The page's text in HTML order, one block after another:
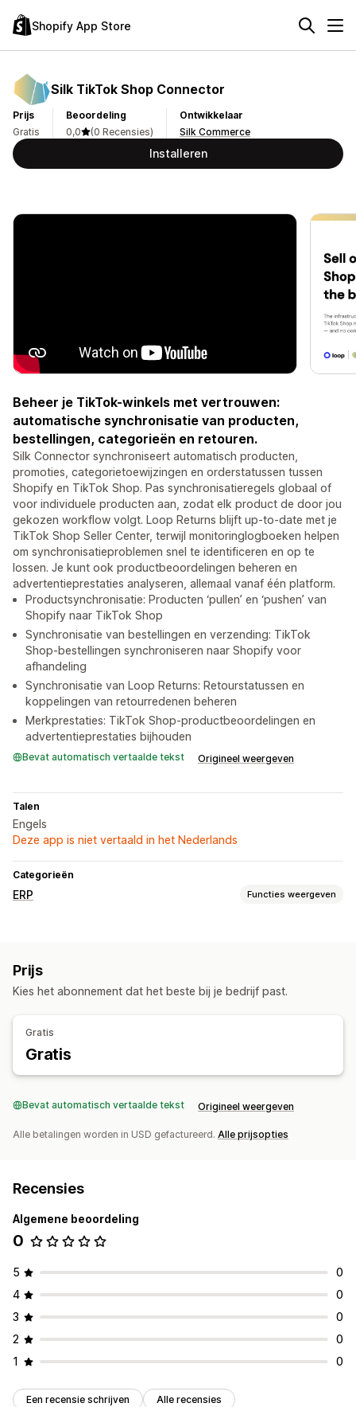
Shopify App Store
Silk TikTok Shop Connector
Prijs
Gratis
Beoordeling
0,0
(0 Recensies)
Ontwikkelaar
Silk Commerce
Installeren
Beheer je TikTok-winkels met vertrouwen:
automatische synchronisatie van producten,
bestellingen, categorieën en retouren.
Silk Connector synchroniseert automatisch producten,
promoties, categorietoewijzingen en orderstatussen tussen
Shopify en TikTok Shop. Pas synchronisatieregels globaal of
voor individuele producten aan, zodat elk product de door jou
gekozen workflow volgt. Loop Returns blijft up-to-date met je
TikTok Shop Seller Center, terwijl monitoringlogboeken helpen
om synchronisatieproblemen snel te identificeren en op te
lossen. Je kunt ook productbeoordelingen beheren en
advertentieprestaties analyseren, allemaal vanaf één platform.
Productsynchronisatie: Producten ‘pullen’ en ‘pushen’ van
Shopify naar TikTok Shop
Synchronisatie van bestellingen en verzending: TikTok
Shop-bestellingen synchroniseren naar Shopify voor
afhandeling
Synchronisatie van Loop Returns: Retourstatussen en
koppelingen van retourredenen beheren
Merkprestaties: TikTok Shop-productbeoordelingen en
advertentieprestaties bijhouden
Bevat automatisch vertaalde tekst Origineel weergeven
Talen
Engels
Deze app is niet vertaald in het Nederlands
Categorieën
ERP Functies weergeven
Synchronisatie van bestellingen
Boekhouding en financiën
Inkooporders Omzetbeheer Belastingberekening
Prijs
Kies het abonnement dat het beste bij je bedrijf past.
Gratis
Gratis
Bevat automatisch vertaalde tekst Origineel weergeven
Alle betalingen worden in USD gefactureerd. Alle prijsopties
Recensies
Algemene beoordeling
0
5
0
4
0
3
0
2
0
1
0
Een recensie schrijven Alle recensies